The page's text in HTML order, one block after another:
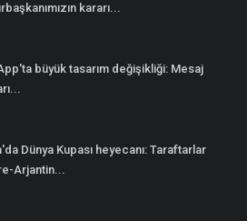
kararı...
büyük tasarım değişikliği: Mesaj
Dünya Kupası heyecanı: Taraftarlar
Arjantin...